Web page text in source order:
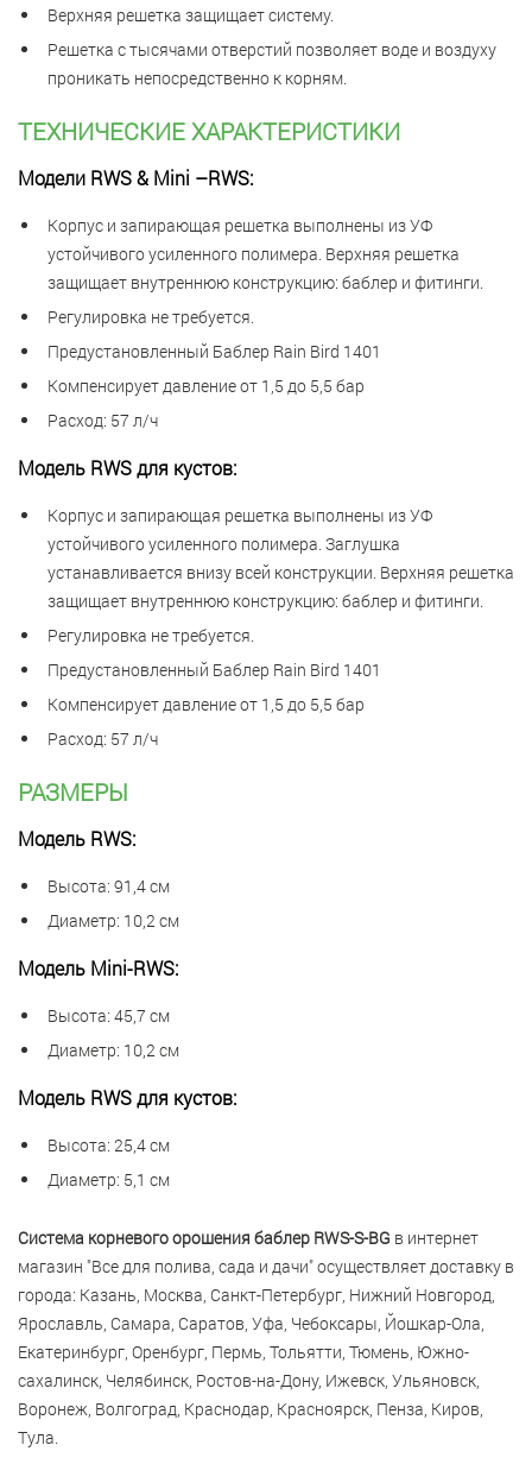
Верхняя решетка защищает систему.
Решетка с тысячами отверстий позволяет воде и воздуху
проникать непосредственно к корням.
ТЕХНИЧЕСКИЕ ХАРАКТЕРИСТИКИ
Модели RWS & Mini –RWS:
Корпус и запирающая решетка выполнены из УФ
устойчивого усиленного полимера. Верхняя решетка
защищает внутреннюю конструкцию: баблер и фитинги.
Регулировка не требуется.
Предустановленный Баблер Rain Bird 1401
Компенсирует давление от 1,5 до 5,5 бар
Расход: 57 л/ч
Модель RWS для кустов:
Корпус и запирающая решетка выполнены из УФ
устойчивого усиленного полимера. Заглушка
устанавливается внизу всей конструкции. Верхняя решетка
защищает внутреннюю конструкцию: баблер и фитинги.
Регулировка не требуется.
Предустановленный Баблер Rain Bird 1401
Компенсирует давление от 1,5 до 5,5 бар
Расход: 57 л/ч
РАЗМЕРЫ
Модель RWS:
Высота: 91,4 см
Диаметр: 10,2 см
Модель Mini-RWS:
Высота: 45,7 см
Диаметр: 10,2 см
Модель RWS для кустов:
Высота: 25,4 см
Диаметр: 5,1 см
Система корневого орошения баблер RWS-S-BG в интернет
магазин "Все для полива, сада и дачи" осуществляет доставку в
города: Казань, Москва, Санкт-Петербург, Нижний Новгород,
Ярославль, Самара, Саратов, Уфа, Чебоксары, Йошкар-Ола,
Екатеринбург, Оренбург, Пермь, Тольятти, Тюмень, Южно-
сахалинск, Челябинск, Ростов-на-Дону, Ижевск, Ульяновск,
Воронеж, Волгоград, Краснодар, Красноярск, Пенза, Киров,
Тула.